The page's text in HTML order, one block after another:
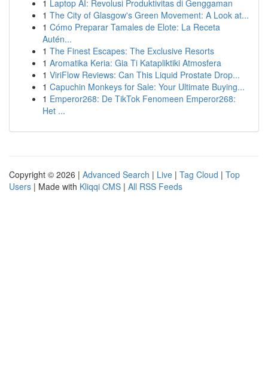
1 Laptop AI: Revolusi Produktivitas di Genggaman
1 The City of Glasgow's Green Movement: A Look at...
1 Cómo Preparar Tamales de Elote: La Receta
Autén...
1 The Finest Escapes: The Exclusive Resorts
1 Aromatika Keria: Gia Ti Katapliktiki Atmosfera
1 ViriFlow Reviews: Can This Liquid Prostate Drop...
1 Capuchin Monkeys for Sale: Your Ultimate Buying...
1 Emperor268: De TikTok Fenomeen Emperor268:
Het ...
Copyright © 2026 | Advanced Search | Live | Tag Cloud | Top
Users | Made with Kliqqi CMS | All RSS Feeds